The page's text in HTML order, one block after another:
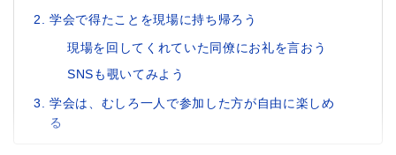
学会で得たことを現場に持ち帰ろう
現場を回してくれていた同僚にお礼を言おう
SNSも覗いてみよう
学会は、むしろ一人で参加した方が自由に楽しめ
る